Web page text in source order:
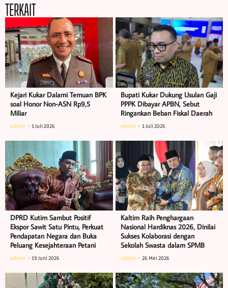
TERKAIT
Kejari Kukar Dalami Temuan BPK
soal Honor Non-ASN Rp9,5
Miliar
admin 1 Juli 2026
Bupati Kukar Dukung Usulan Gaji
PPPK Dibayar APBN, Sebut
Ringankan Beban Fiskal Daerah
admin 1 Juli 2026
DPRD Kutim Sambut Positif
Ekspor Sawit Satu Pintu, Perkuat
Pendapatan Negara dan Buka
Peluang Kesejahteraan Petani
admin 19 Juni 2026
Kaltim Raih Penghargaan
Nasional Hardiknas 2026, Dinilai
Sukses Kolaborasi dengan
Sekolah Swasta dalam SPMB
admin 26 Mei 2026